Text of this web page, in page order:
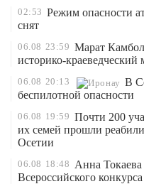
02:53 Режим опасности
снят
06.08 23:59 Марат
историко-
06.08 20:13
В
беспилотной опасности
06.08 19:59 Почти 200
их семей прошли
Осетии
06.08 18:48 Анна
Всероссийского